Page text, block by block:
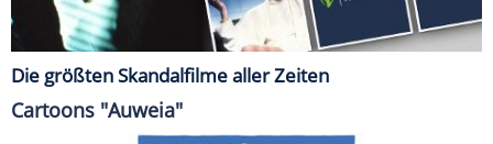
Die größten Skandalfilme aller Zeiten
Cartoons "Auweia"